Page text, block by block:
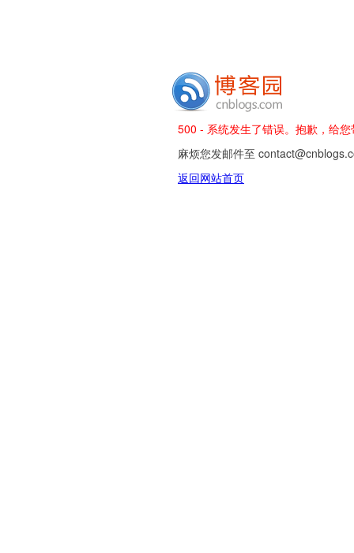
500 - 系统发生了错误。抱歉，给
麻烦您发邮件至
返回网站首页